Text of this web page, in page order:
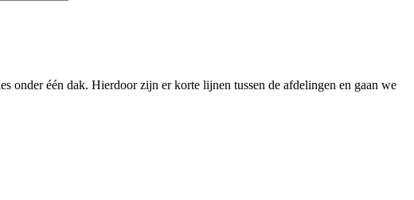
onder één dak. Hierdoor zijn er korte lijnen tussen de afdelingen en gaan we